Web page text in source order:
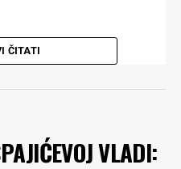
na Vučjem dolu (28. jul
za ponovnu demonstraciju
crkva i njen Patrijarh
i bez njih, trudili da
kako i koliko umiju.
ČITATI
VLADI: